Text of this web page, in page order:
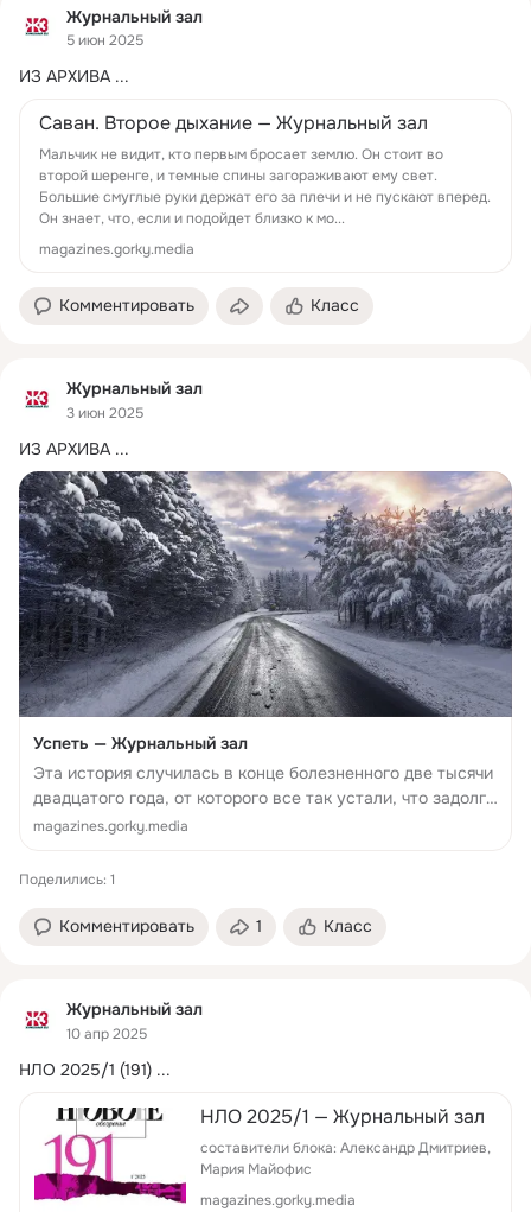
Журнальный зал
5 июн 2025
ИЗ АРХИВА ...
Саван. Второе дыхание — Журнальный зал
Мальчик не видит, кто первым бросает землю. Он стоит во
второй шеренге, и темные спины загораживают ему свет.
Большие смуглые руки держат его за плечи и не пускают вперед.
Он знает, что, если и подойдет близко к мо...
magazines.gorky.media
Комментировать Класс
Журнальный зал
3 июн 2025
ИЗ АРХИВА ...
Успеть — Журнальный зал
Эта история случилась в конце болезненного две тысячи
двадцатого года, от которого все так устали, что задолго
до праздников украсили гирляндами и елками квартиры,
оно шло поб...
magazines.gorky.media
Поделились: 1
Комментировать 1 Класс
Журнальный зал
10 апр 2025
НЛО 2025/1 (191) ...
НЛО 2025/1 — Журнальный зал
составители блока: Александр Дмитриев,
Мария Майофис
magazines.gorky.media